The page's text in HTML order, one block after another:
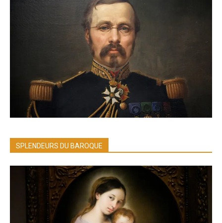
SPLENDEURS DU BAROQUE